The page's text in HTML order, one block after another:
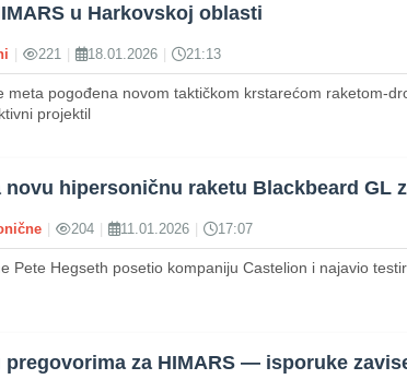
u Harkovskoj oblasti
221 18.01.2026 21:13
meta pogođena novom taktičkom krstarećom
projektil
novu hipersoničnu raketu Blackbeard GL
204 11.01.2026 17:07
Pete Hegseth posetio kompaniju Castelion i najavio
pregovorima za HIMARS — isporuke